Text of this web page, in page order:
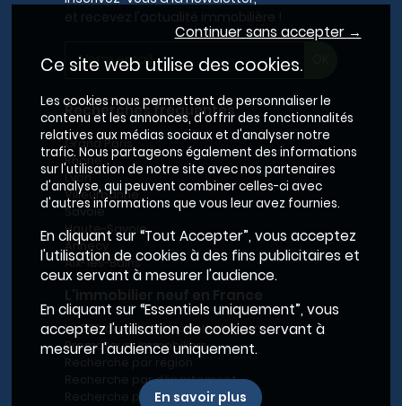
Recherches fréquentes
Grand Paris
Rhône
Lyon
Villeurbanne
Savoie
Haute-Savoie
Annecy
Aix-les-Bains
Le BRS dans la Métropole de Lyon
Promoteurs immobiliers
Recherche par département
Recherche par ville
Continuer sans accepter →
Ce site web utilise des cookies.
Les cookies nous permettent de personnaliser le
contenu et les annonces, d'offrir des fonctionnalités
relatives aux médias sociaux et d'analyser notre
trafic. Nous partageons également des informations
sur l'utilisation de notre site avec nos partenaires
d'analyse, qui peuvent combiner celles-ci avec
d'autres informations que vous leur avez fournies.
En cliquant sur “Tout Accepter”, vous acceptez
l'utilisation de cookies à des fins publicitaires et
ceux servant à mesurer l'audience.
En cliquant sur “Essentiels uniquement”, vous
acceptez l'utilisation de cookies servant à
mesurer l'audience uniquement.
En savoir plus